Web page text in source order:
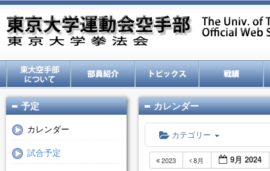
予定
カレンダー
試合予定
カレンダー
カテゴリー
2023 8月
9月 2024